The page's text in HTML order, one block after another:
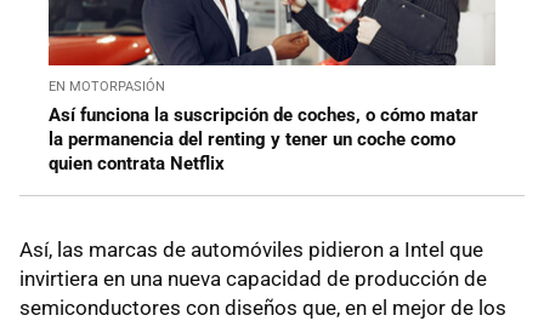
EN MOTORPASIÓN
Así funciona la suscripción de coches, o cómo matar
la permanencia del renting y tener un coche como
quien contrata Netflix
Así, las marcas de automóviles pidieron a Intel que
invirtiera en una nueva capacidad de producción de
semiconductores con diseños que, en el mejor de los